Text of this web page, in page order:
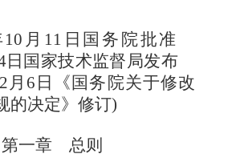
10 月 11 日国务院批准
日国家技术监督局发布
2 月 6 日《国务院关于修改
的决定》修订)
第一章 总则